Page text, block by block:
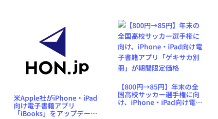
米Apple社がiPhone・iPad
向け電子書籍アプリ
「iBooks」をアップデー
【800円→85円】年末の全
国高校サッカー選手権に向
け、iPhone・iPad向け電子